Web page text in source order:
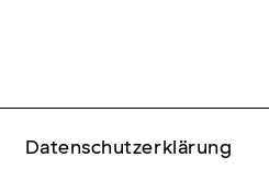
Datenschutzerklärung